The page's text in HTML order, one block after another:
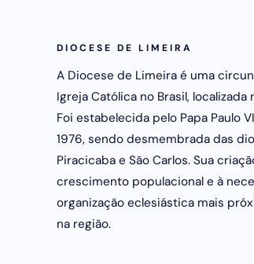
DIOCESE DE LIMEIRA
A Diocese de Limeira é uma
Igreja Católica no Brasil, localizada
Foi estabelecida pelo Papa Paulo
1976, sendo desmembrada das
Piracicaba e São Carlos. Sua
crescimento populacional e à
organização eclesiástica mais
na região.